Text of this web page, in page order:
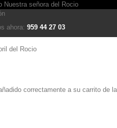
ahora: 959 44 27 03
correctamente a su carrito de